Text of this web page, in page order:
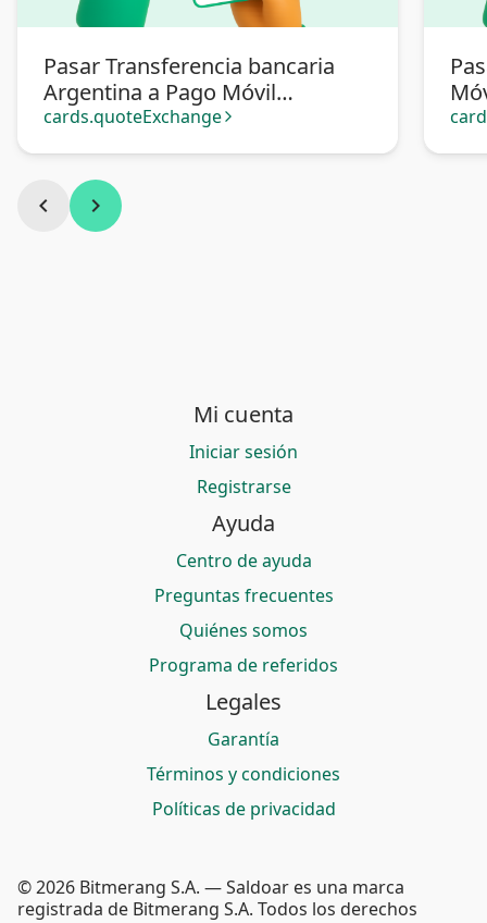
Pasar Transferencia bancaria
Argentina a Pago Móvil
Venezuela
cards.quoteExchange arrow_forward_ios
chevron_left chevron_right
Mi cuenta
Iniciar sesión
Registrarse
Ayuda
Centro de ayuda
Preguntas frecuentes
Quiénes somos
Programa de referidos
Legales
Garantía
Términos y condiciones
Políticas de privacidad
© 2026 Bitmerang S.A. — Saldoar es una marca
registrada de Bitmerang S.A. Todos los derechos